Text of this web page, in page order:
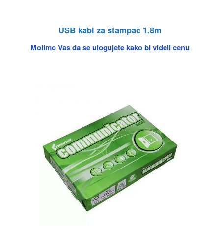
USB kabl za štampač 1.8m
Molimo Vas da se ulogujete kako bi videli cenu